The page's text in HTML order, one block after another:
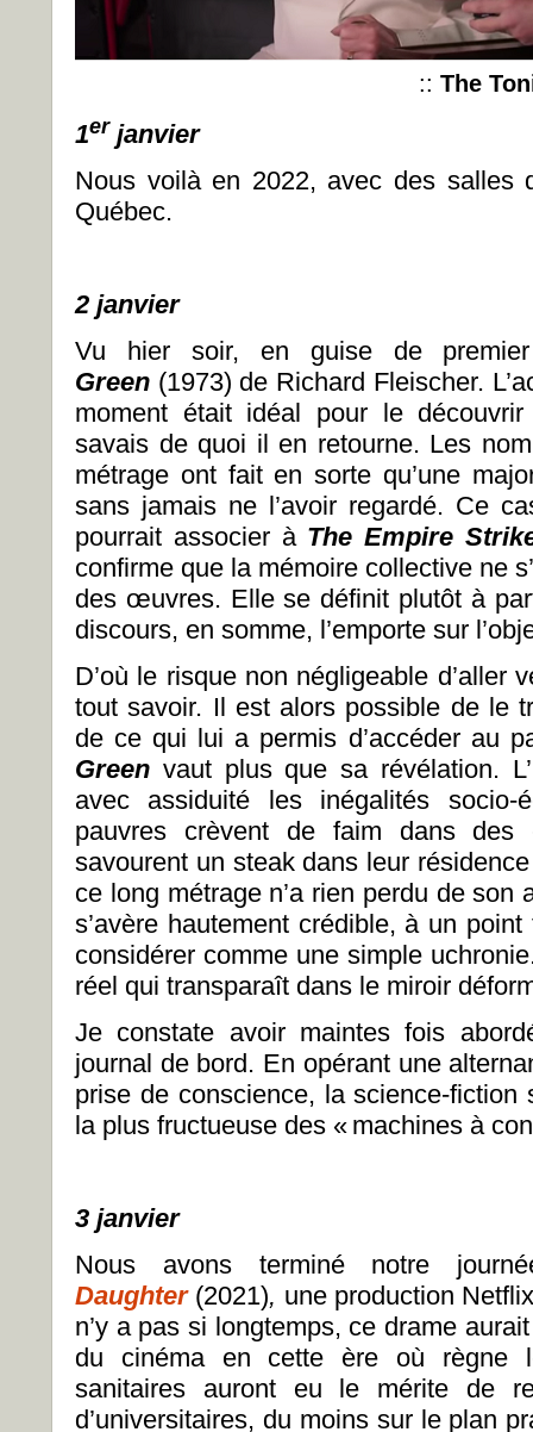
:: The
1erjanvier
Nous voilà en 2022, avec des salles
Québec.
2 janvier
Vu hier soir, en guise de
Green (1973) de Richard Fleischer.
moment était idéal pour le
savais de quoi il en retourne. Les
métrage ont fait en sorte qu’une
sans jamais ne l’avoir regardé. Ce
pourrait associer à The Empire
confirme que la mémoire collective ne
des œuvres. Elle se définit plutôt à
discours, en somme, l’emporte sur
D’où le risque non négligeable d’aller
tout savoir. Il est alors possible de le
de ce qui lui a permis d’accéder au
Green vaut plus que sa révélation.
avec assiduité les inégalités socio-
pauvres crèvent de faim dans des
savourent un steak dans leur
ce long métrage n’a rien perdu de son
s’avère hautement crédible, à un
considérer comme une simple
réel qui transparaît dans le miroir
Je constate avoir maintes fois
journal de bord. En opérant une
prise de conscience, la science-fiction
la plus fructueuse des « machines à
3 janvier
Nous avons terminé notre
Daughter (2021), une production
n’y a pas si longtemps, ce drame
du cinéma en cette ère où règne
sanitaires auront eu le mérite de
d’universitaires, du moins sur le plan